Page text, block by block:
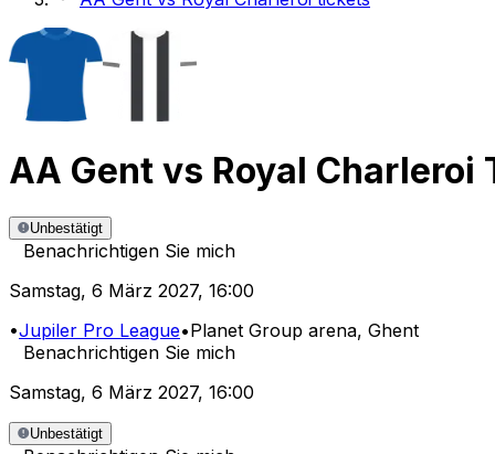
AA Gent vs Royal Charleroi
Unbestätigt
Benachrichtigen Sie mich
Samstag, 6 März 2027, 16:00
•Jupiler Pro League•Planet Group arena, Ghent
Benachrichtigen Sie mich
Samstag, 6 März 2027, 16:00
Unbestätigt